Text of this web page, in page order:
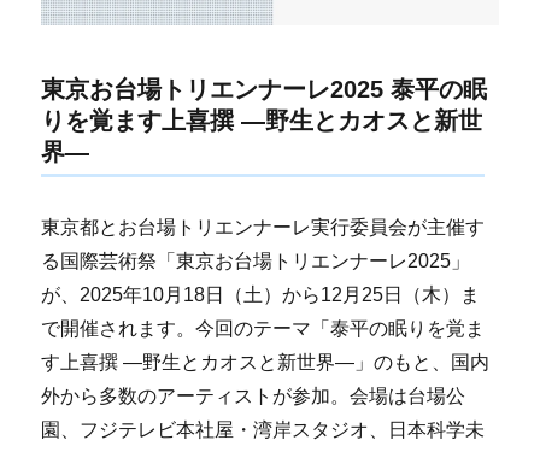
東京お台場トリエンナーレ2025 泰平の眠
りを覚ます上喜撰 ―野生とカオスと新世
界―
東京都とお台場トリエンナーレ実行委員会が主催す
る国際芸術祭「東京お台場トリエンナーレ2025」
が、2025年10月18日（土）から12月25日（木）ま
で開催されます。今回のテーマ「泰平の眠りを覚ま
す上喜撰 ―野生とカオスと新世界―」のもと、国内
外から多数のアーティストが参加。会場は台場公
園、フジテレビ本社屋・湾岸スタジオ、日本科学未